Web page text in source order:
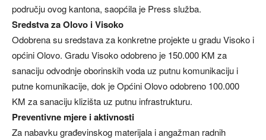
području ovog kantona, saopćila je Press služba.
Sredstva za Olovo i Visoko
Odobrena su sredstava za konkretne projekte u gradu Visoko i
općini Olovo. Gradu Visoko odobreno je 150.000 KM za
sanaciju odvodnje oborinskih voda uz putnu komunikaciju i
putne komunikacije, dok je Općini Olovo odobreno 100.000
KM za sanaciju klizišta uz putnu infrastrukturu.
Preventivne mjere i aktivnosti
Za nabavku građevinskog materijala i angažman radnih